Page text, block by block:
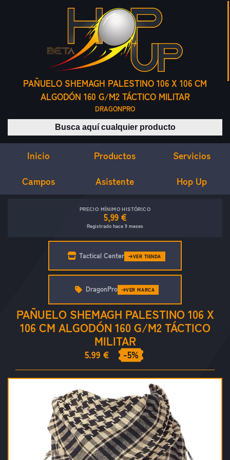
PAÑUELO SHEMAGH PALESTINO 106 X 106 CM
ALGODÓN 160 G/M2 TÁCTICO MILITAR
DRAGONPRO
Buscar productos
Inicio Productos Servicios
Campos Asistente Hop Up
PRECIO MÍNIMO HISTÓRICO
5,99 €
Registrado hace 9 meses
Tactical Center VER TIENDA
PAÑUELO SHEMAGH PALESTINO 106 X
106 CM ALGODÓN 160 G/M2 TÁCTICO
MILITAR
5.99 € -5%
DragonPro VER MARCA